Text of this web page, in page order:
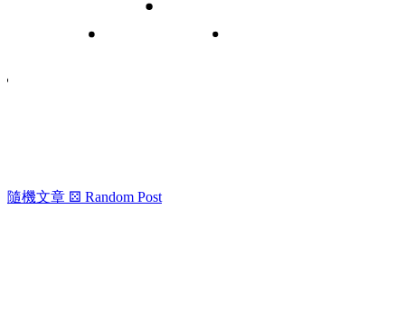
隨機文章 ⚄ Random Post